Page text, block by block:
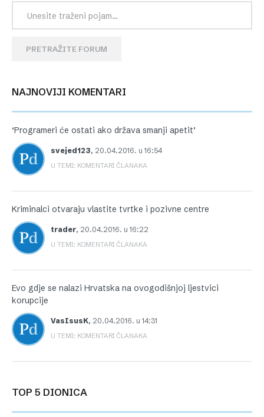
PRETRAŽITE FORUM
NAJNOVIJI KOMENTARI
‘Programeri će ostati ako država smanji apetit’
svejed123, 20.04.2016. u 16:54
U TEMI: KOMENTARI ČLANAKA
Kriminalci otvaraju vlastite tvrtke i pozivne centre
trader, 20.04.2016. u 16:22
U TEMI: KOMENTARI ČLANAKA
Evo gdje se nalazi Hrvatska na ovogodišnjoj ljestvici
korupcije
VasIsusK, 20.04.2016. u 14:31
U TEMI: KOMENTARI ČLANAKA
TOP 5 DIONICA